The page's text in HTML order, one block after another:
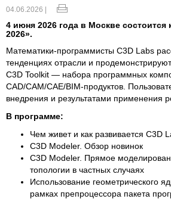
04.06.2026 |
4 июня 2026 года в Москве состоится
2026».
Математики-программисты C3D Labs
тенденциях отрасли и
C3D Toolkit — набора программных
CAD/CAM/CAE/BIM-продуктов.
внедрения и результатами применения
В программе:
Чем живет и как развивается C3D
C3D Modeler. Обзор новинок
C3D Modeler. Прямое
топологии в частных случаях
Использование геометрического
рамках препроцессора пакета